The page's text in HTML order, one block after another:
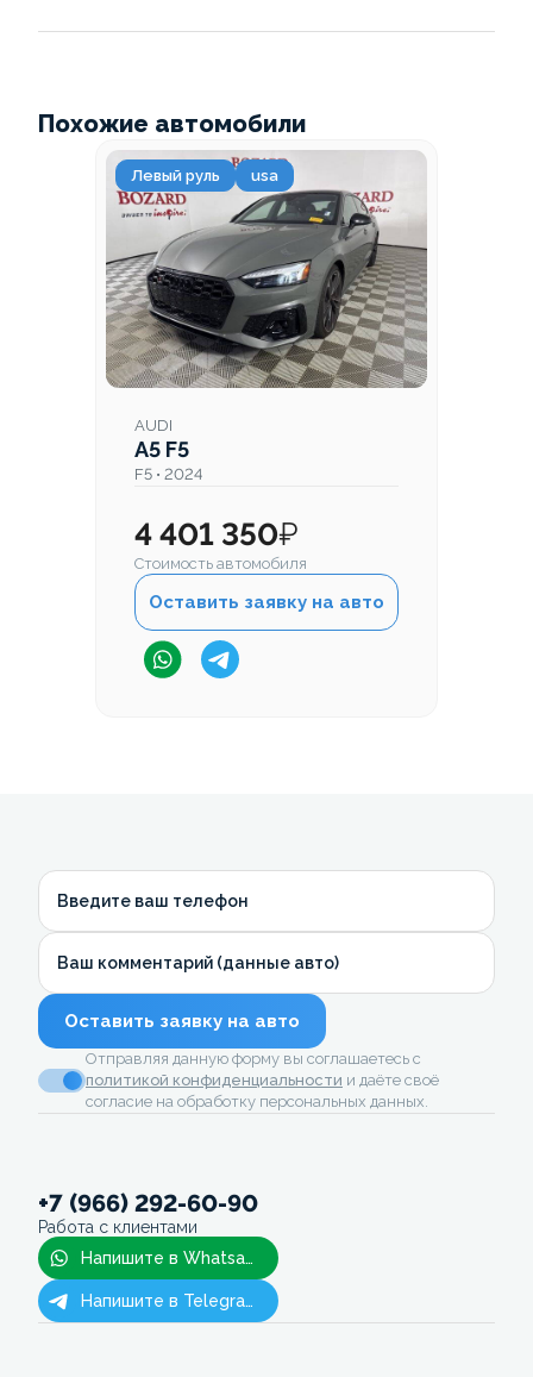
Похожие автомобили
Левый руль usa
AUDI
A5 F5
F5 • 2024
4 401 350₽
Стоимость автомобиля
Оставить заявку на авто
Введите ваш телефон
Ваш комментарий (данные авто)
Оставить заявку на авто
Отправляя данную форму вы соглашаетесь с
политикой конфиденциальности и даёте своё
согласие на обработку персональных данных.
+7 (966) 292-60-90
Работа с клиентами
Напишите в Whatsapp
Напишите в Telegram